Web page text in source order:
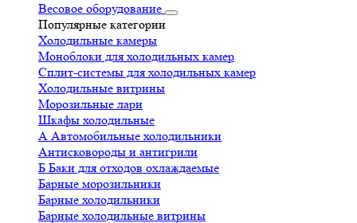
Весовое оборудование
Популярные категории
Холодильные камеры
Моноблоки для холодильных камер
Сплит-системы для холодильных камер
Холодильные витрины
Морозильные лари
Шкафы холодильные
А Автомобильные холодильники
Антисковороды и антигрили
Б Баки для отходов охлаждаемые
Барные морозильники
Барные холодильники
Барные холодильные витрины